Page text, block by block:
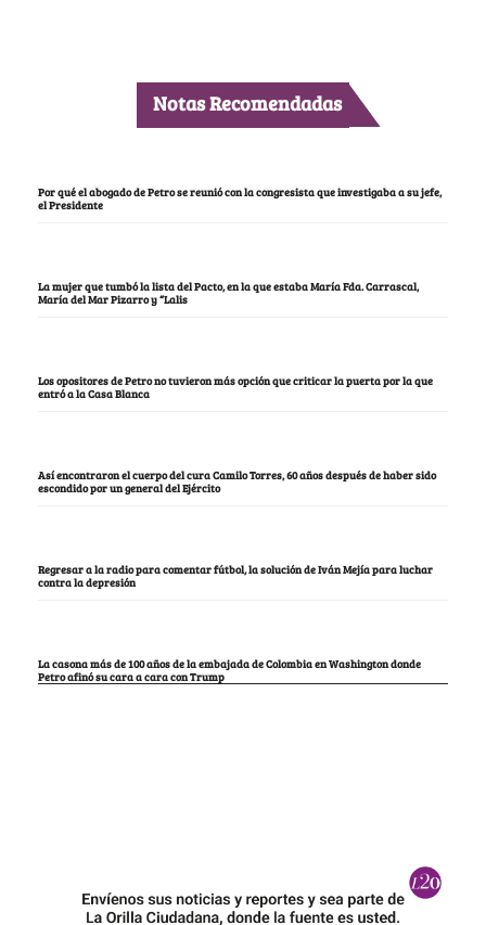
Notas Recomendadas
Por qué el abogado de Petro se reunió con la congresista que investigaba a su jefe,
el Presidente
La mujer que tumbó la lista del Pacto, en la que estaba María Fda. Carrascal,
María del Mar Pizarro y “Lalis
Los opositores de Petro no tuvieron más opción que criticar la puerta por la que
entró a la Casa Blanca
Así encontraron el cuerpo del cura Camilo Torres, 60 años después de haber sido
escondido por un general del Ejército
Regresar a la radio para comentar fútbol, la solución de Iván Mejía para luchar
contra la depresión
La casona más de 100 años de la embajada de Colombia en Washington donde
Petro afinó su cara a cara con Trump